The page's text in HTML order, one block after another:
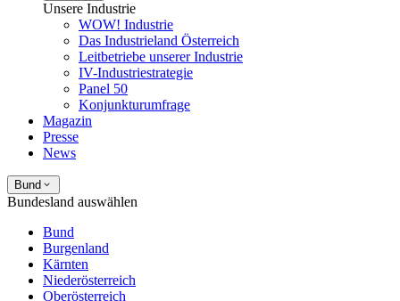
Unsere Industrie
WOW! Industrie
Das Industrieland Österreich
Leitbetriebe unserer Industrie
IV-Industriestrategie
Panel 50
Konjunkturumfrage
Magazin
Presse
News
Bund
Bundesland auswählen
Bund
Burgenland
Kärnten
Niederösterreich
Oberösterreich